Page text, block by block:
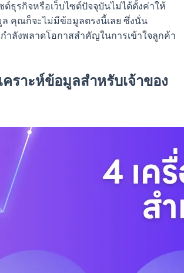
ต์ธุรกิจหรือเว็บไซต์ปัจจุบันไม่ได้ตั้งค่าให้
ล คุณก็จะไม่มีข้อมูลตรงนี้เลย ซึ่งนั่น
ลังพลาดโอกาสสำคัญในการเข้าใจลูกค้า
คราะห์ข้อมูลสำหรับเจ้าของ